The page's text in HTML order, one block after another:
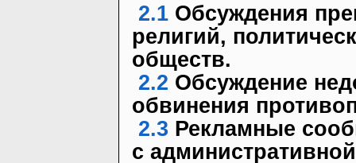
2.1 Обсуждения
религий,
обществ.
2.2 Обсуждение
обвинения
2.3 Рекламные
с